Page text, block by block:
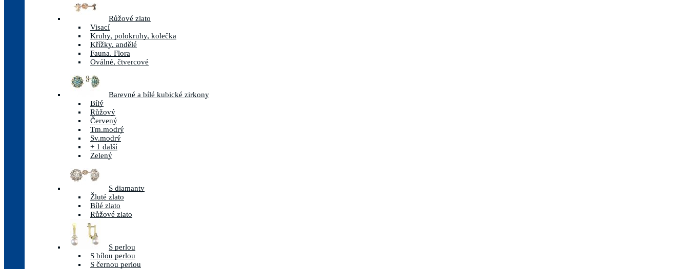
Růžové zlato
Visací
Kruhy, polokruhy, kolečka
Křížky, andělé
Fauna, Flora
Oválné, čtvercové
Barevné a bílé kubické zirkony
Bílý
Růžový
Červený
Tm.modrý
Sv.modrý
+ 1 další
Zelený
S diamanty
Žluté zlato
Bílé zlato
Růžové zlato
S perlou
S bílou perlou
S černou perlou